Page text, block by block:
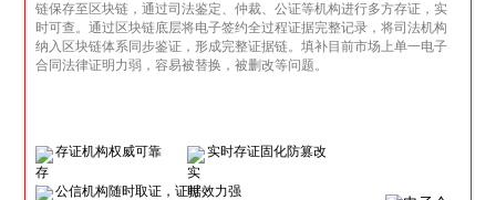
链保存至区块链，通过司法鉴定、仲裁、公证等机构进行多方存证，实
时可查。通过区块链底层将电子签约全过程证据完整记录，将司法机构
纳入区块链体系同步鉴证，形成完整证据链。填补目前市场上单一电子
合同法律证明力弱，容易被替换，被删改等问题。
存证机构权威可靠 实时存证固化防篡改
公信机构随时取证，证据效力强